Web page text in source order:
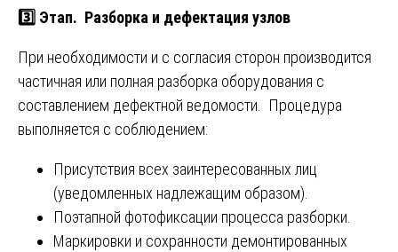
3️⃣ Этап. Разборка и дефектация узлов
При необходимости и с согласия сторон производится
частичная или полная разборка оборудования с
составлением дефектной ведомости. Процедура
выполняется с соблюдением:
Присутствия всех заинтересованных лиц
(уведомленных надлежащим образом).
Поэтапной фотофиксации процесса разборки.
Маркировки и сохранности демонтированных